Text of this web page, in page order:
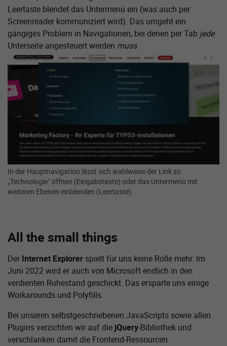
Zeige größere Version von:
In der Hauptnavigation lässt sich wahlweise der Link zu
„Technologie“ öffnen (Eingabetaste) oder das Untermenü mit
weiteren Ebenen einblenden (Leertaste).
Leertaste blendet das Untermenü ein (was auch per
Screenreader kommuniziert wird). Das umgeht ein
gängiges Problem in Navigationen, bei denen per Tab jede
Unterseite angesteuert werden muss.
All the small things
Der Internet Explorer spielt für uns keine Rolle mehr. Im
Juni 2022 wird er auch von Microsoft endlich in den
verdienten Ruhestand geschickt. Das ersparte uns einige
Workarounds und Polyfills.
Bei unseren selbstgeschriebenen JavaScripts sowie allen
Plugins verzichten wir auf die jQuery-Bibliothek und
verschlanken damit die Frontend-Ressourcen.